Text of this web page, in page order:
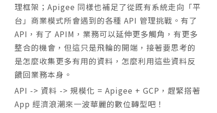
理框架；Apigee 同樣也補足了從既有系統走向「平
台」商業模式所會遇到的各種 API 管理挑戰。有了
API，有了 APIM，業務可以延伸更多觸角，有更多
整合的機會，但這只是飛輪的開端，接著要思考的
是怎麼收集更多有用的資料，怎麼利用這些資料反
饋回業務本身。
API -> 資料 -> 規模化 = Apigee + GCP，趕緊搭著
App 經濟浪潮來一波華麗的數位轉型吧！